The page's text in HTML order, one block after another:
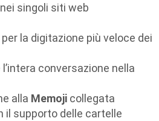
nei singoli siti web
la digitazione più veloce dei
conversazione nella
alla Memoji collegata
il supporto delle cartelle